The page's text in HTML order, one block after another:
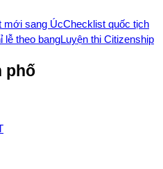
mới sang ÚcChecklist quốc tịch
lễ theo bangLuyện thi Citizenship
phố